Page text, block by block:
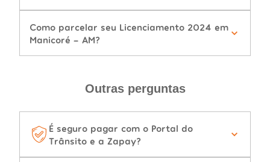
Como parcelar seu Licenciamento 2024 em
Manicoré - AM?
Outras perguntas
É seguro pagar com o Portal do
Trânsito e a Zapay?